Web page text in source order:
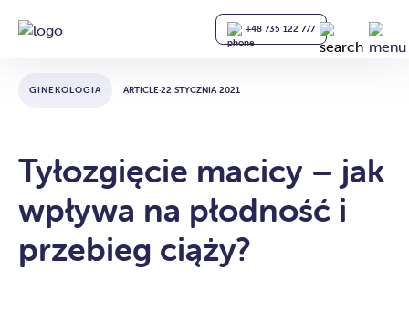
+48 735 122 777
GINEKOLOGIA ARTICLE·22 STYCZNIA 2021
Tyłozgięcie macicy – jak
wpływa na płodność i
przebieg ciąży?